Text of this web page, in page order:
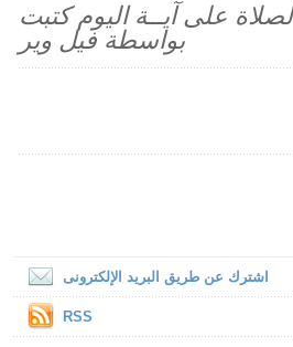
على آيــة اليوم كتبت
بواسطة فيل وير
اشترك عن طريق البريد الإلكترونى
RSS